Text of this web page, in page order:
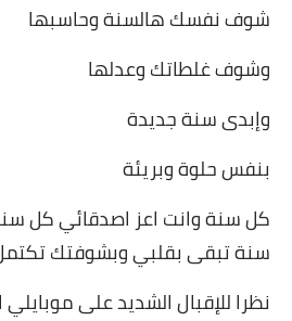
شوف نفسك هالسنة وحاسبها
وشوف غلطاتك وعدلها
وإبدى سنة جديدة
بنفس حلوة وبريئة
كل سنة وانت اعز اصدقائي كل
سنة تبقى بقلبي وبشوفتك
نظرا للإقبال الشديد على